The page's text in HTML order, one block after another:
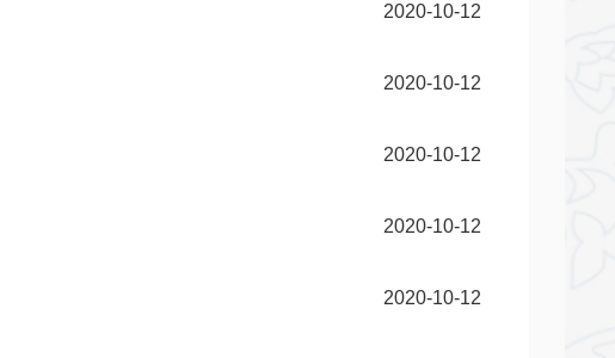
2020-10-12
2020-10-12
2020-10-12
2020-10-12
2020-10-12